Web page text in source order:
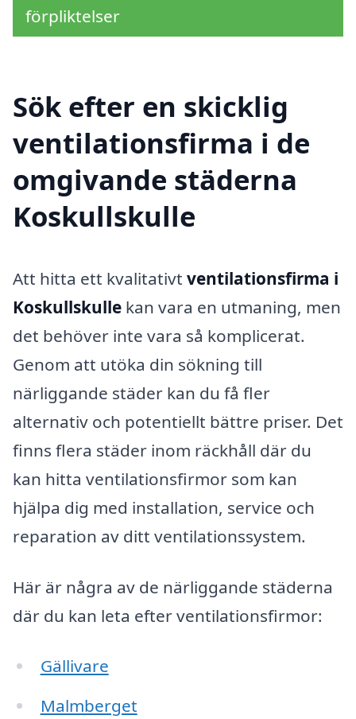
förpliktelser
Sök efter en skicklig
ventilationsfirma i de
omgivande städerna
Koskullskulle
Att hitta ett kvalitativt ventilationsfirma i
Koskullskulle kan vara en utmaning, men
det behöver inte vara så komplicerat.
Genom att utöka din sökning till
närliggande städer kan du få fler
alternativ och potentiellt bättre priser. Det
finns flera städer inom räckhåll där du
kan hitta ventilationsfirmor som kan
hjälpa dig med installation, service och
reparation av ditt ventilationssystem.
Här är några av de närliggande städerna
där du kan leta efter ventilationsfirmor:
Gällivare
Malmberget